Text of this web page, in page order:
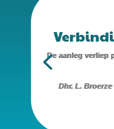
De aanleg verliep
Dhr. L.